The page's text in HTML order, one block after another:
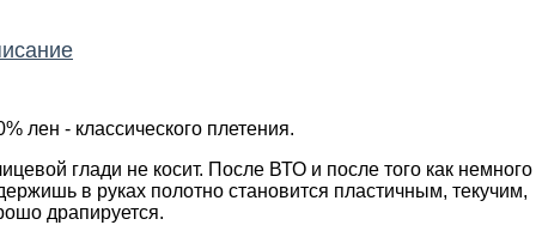
лен - классического плетения.
глади не косит. После ВТО и после того как немного
в руках полотно становится пластичным, текучим,
драпируется.